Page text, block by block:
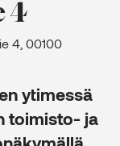
4
4, 00100
ytimessä
toimisto- ja